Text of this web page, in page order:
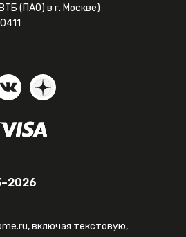
(ПАО) в г. Москве)
включая текстовую,